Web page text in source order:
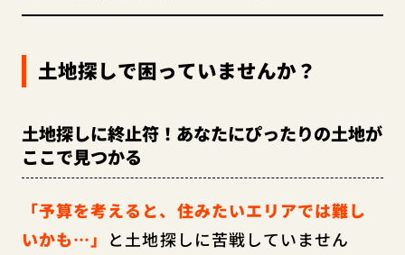
土地探しで困っていませんか？
土地探しに終止符！あなたにぴったりの土地が
ここで見つかる
「予算を考えると、住みたいエリアでは難し
いかも…」 と土地探しに苦戦していません